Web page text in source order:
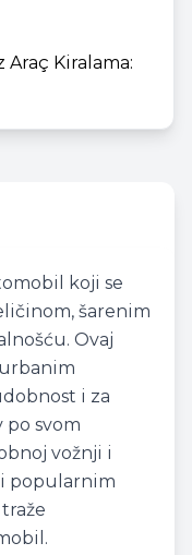
Araç Kiralama:
koji se
šarenim
Ovaj
i za
svom
vožnji i
popularnim